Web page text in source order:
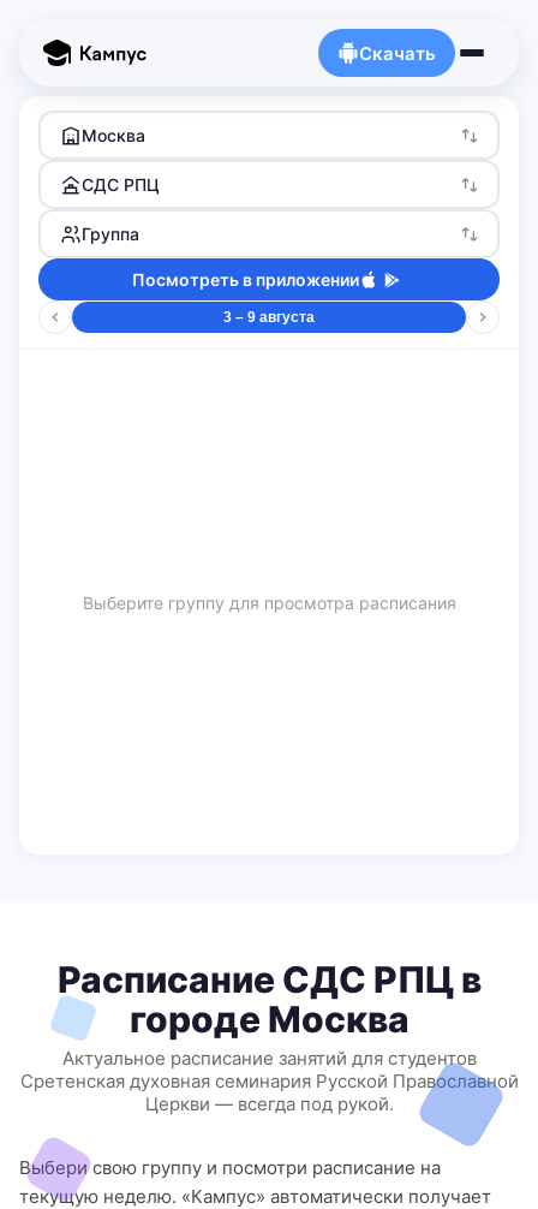
Скачать
Москва
СДС РПЦ
Группа
Посмотреть в приложении
3 – 9 августа
Выберите группу для просмотра расписания
Расписание СДС РПЦ в
городе Москва
Актуальное расписание занятий для студентов
Сретенская духовная семинария Русской Православной
Церкви — всегда под рукой.
Выбери свою группу и посмотри расписание на
текущую неделю. «Кампус» автоматически получает